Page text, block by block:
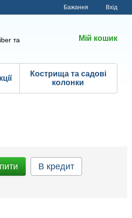
Бажання Вхід
та
Мій кошик
Кострища та садові
колонки
В кредит